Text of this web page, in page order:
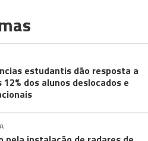
estudantis dão resposta a
12% dos alunos deslocados e